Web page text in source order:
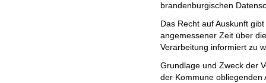
brandenburgischen
Das Recht auf Auskunft
angemessener Zeit über
Verarbeitung informiert zu
Grundlage und Zweck der
der Kommune obliegenden